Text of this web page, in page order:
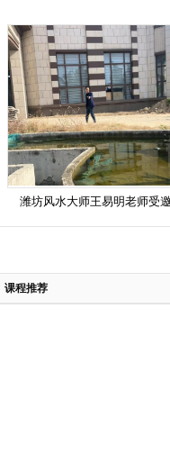
潍坊风水大师王易明老师受
课程推荐